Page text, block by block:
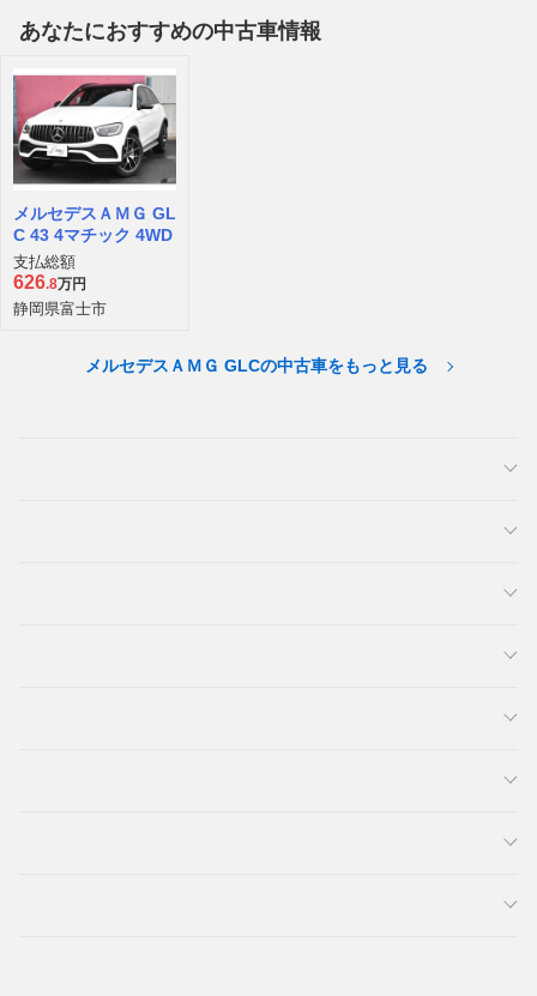
あなたにおすすめの中古車情報
メルセデスＡＭＧ GL
C 43 4マチック 4WD
支払総額
626.8万円
静岡県富士市
メルセデスＡＭＧ GLCの中古車をもっと見る